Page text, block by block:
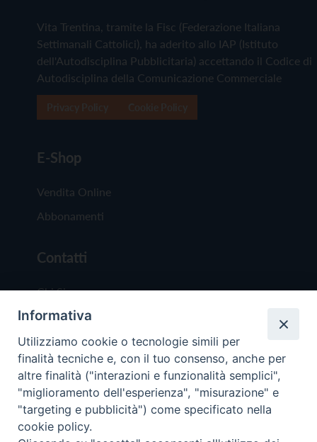
Vita Trentina, tramite la Fisc (Federazione Italiana
Settimanali Cattolici), ha aderito allo IAP (Istituto
dell'Autodisciplina Pubblicitaria) accettando il Codice di
Autodisciplina della Comunicazione Commerciale
E-Shop
Vendita Online
Abbonamenti
Contatti
Chi Siamo
Redazione
Scrivici
Copyright © 2019 - Tutti i diritti riservati - Vita
Informativa
Utilizziamo cookie o tecnologie simili per
finalità tecniche e, con il tuo consenso, anche per
altre finalità ("interazioni e funzionalità semplici",
"miglioramento dell'esperienza", "misurazione" e
"targeting e pubblicità") come specificato nella
cookie policy.